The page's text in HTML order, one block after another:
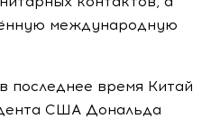
международную
последнее время Китай
США Дональда